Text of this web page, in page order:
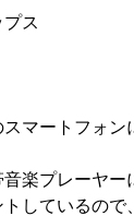
ス
スマートフォ
音楽プレーヤー
トしているの